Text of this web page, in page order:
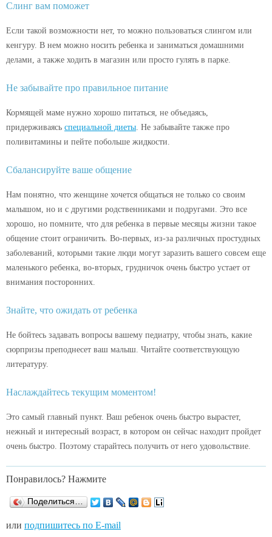
Слинг вам поможет
Если такой возможности нет, то можно пользоваться слингом или
кенгуру. В нем можно носить ребенка и заниматься домашними
делами, а также ходить в магазин или просто гулять в парке.
Не забывайте про правильное питание
Кормящей маме нужно хорошо питаться, не объедаясь,
придерживаясь специальной диеты. Не забывайте также про
поливитамины и пейте побольше жидкости.
Сбалансируйте ваше общение
Нам понятно, что женщине хочется общаться не только со своим
малышом, но и с другими родственниками и подругами. Это все
хорошо, но помните, что для ребенка в первые месяцы жизни такое
общение стоит ограничить. Во-первых, из-за различных простудных
заболеваний, которыми такие люди могут заразить вашего совсем еще
маленького ребенка, во-вторых, грудничок очень быстро устает от
внимания посторонних.
Знайте, что ожидать от ребенка
Не бойтесь задавать вопросы вашему педиатру, чтобы знать, какие
сюрпризы преподнесет ваш малыш. Читайте соответствующую
литературу.
Наслаждайтесь текущим моментом!
Это самый главный пункт. Ваш ребенок очень быстро вырастет,
нежный и интересный возраст, в котором он сейчас находит пройдет
очень быстро. Поэтому старайтесь получить от него удовольствие.
Понравилось? Нажмите
Поделиться…
или подпишитесь по E-mail